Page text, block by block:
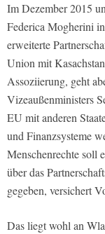
Im Dezember 2015
Federica Mogherini
erweiterte
Union mit
Assoziierung, geht
Vizeaußenministers
EU mit anderen
und Finanzsysteme
Menschenrechte soll
über das
gegeben, versichert
Das liegt wohl an